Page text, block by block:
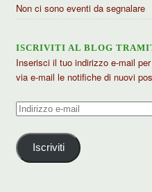
Non ci sono eventi da segnalare
ISCRIVITI AL BLOG
Inserisci il tuo indirizzo e-mail
via e-mail le notifiche di nuovi
Indirizzo
mail
Iscriviti